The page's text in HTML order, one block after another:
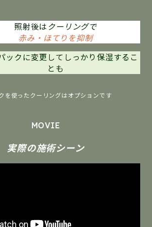
照射後は クーリングで
赤み・ほてりを抑制
ックに変更してしっかり保湿するこ
とも
を使ったクーリングはオプションです
MOVIE
実際の施術シーン